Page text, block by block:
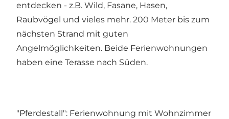
entdecken - z.B. Wild, Fasane, Hasen,
Raubvögel und vieles mehr. 200 Meter bis zum
nächsten Strand mit guten
Angelmöglichkeiten. Beide Ferienwohnungen
haben eine Terasse nach Süden.
"Pferdestall": Ferienwohnung mit Wohnzimmer